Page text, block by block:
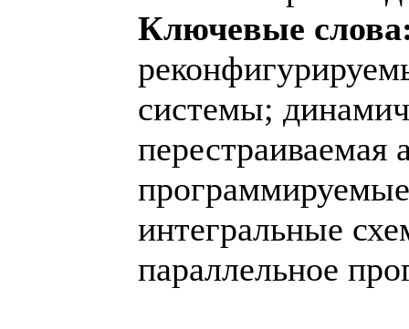
Ключевые
системы;
перестраиваемая
интегральные
параллельное